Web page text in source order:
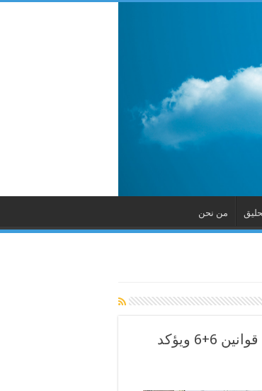
من نحن
مبعوث الأممي يشيد بجاهزية مفوضية الانتخابات لتنفيذ قوانين 6+6 ويؤكد